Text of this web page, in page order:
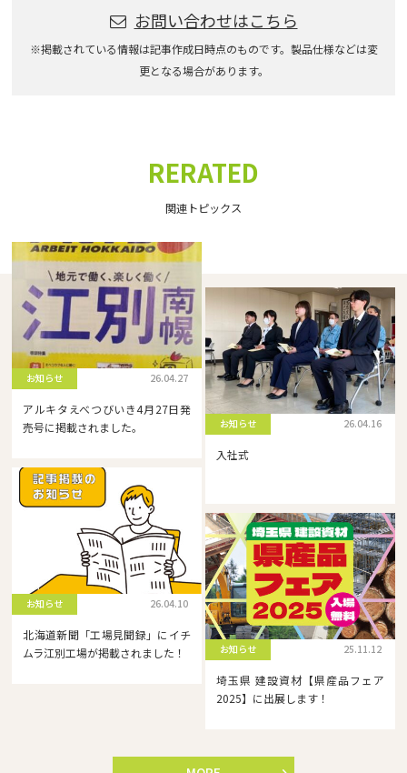
お問い合わせはこちら
※掲載されている情報は記事作成日時点のものです。製品仕様などは変
更となる場合があります。
RERATED
関連トピックス
お知らせ 26.04.27
アルキタえべつびいき4月27日発
売号に掲載されました。
お知らせ 26.04.16
入社式
お知らせ 26.04.10
北海道新聞「工場見聞録」にイチ
ムラ江別工場が掲載されました！
お知らせ 25.11.12
埼玉県 建設資材【県産品フェア
2025】に出展します！